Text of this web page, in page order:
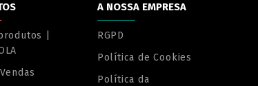
|
A NOSSA EMPRESA
RGPD
Política de Cookies
Política da